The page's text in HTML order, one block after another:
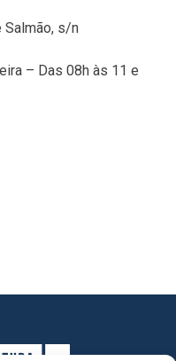
Salmão, s/n
– Das 08h às 11 e